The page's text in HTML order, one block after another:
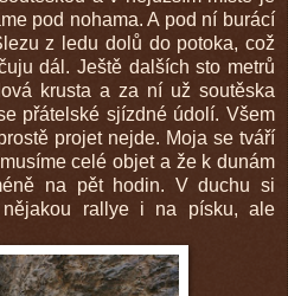
pod nohama. A pod ní burácí
z ledu dolů do potoka, což
dál. Ještě dalších sto metrů
krusta a za ní už soutěska
přátelské sjízdné údolí. Všem
projet nejde. Moja se tváří
celé objet a že k dunám
na pět hodin. V duchu si
nějakou rallye i na písku, ale